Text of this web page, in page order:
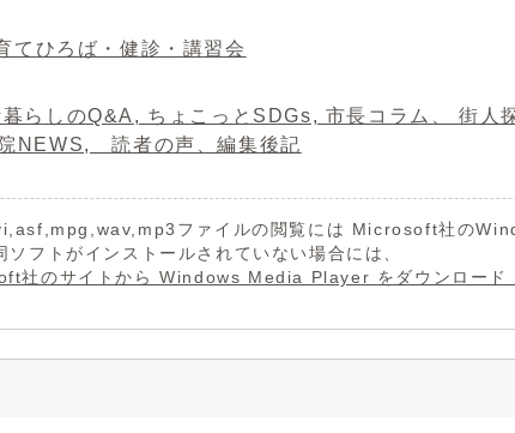
てひろば・健診・講習会
らしのQ&A, ちょこっとSDGs, 市長コラム、 街人
NEWS, 読者の声、編集後記
ファイルの閲覧には Microsoft社の
ソフトがインストールされていない場合には、
社のサイトから Windows Media Player をダウンロード